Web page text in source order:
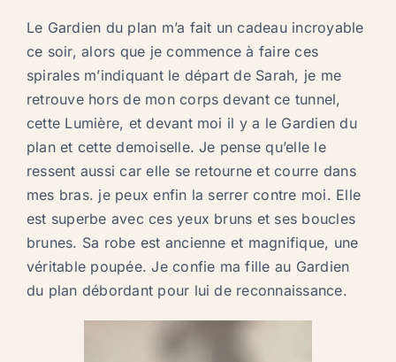
Le Gardien du plan m’a fait un cadeau incroyable
ce soir, alors que je commence à faire ces
spirales m’indiquant le départ de Sarah, je me
retrouve hors de mon corps devant ce tunnel,
cette Lumière, et devant moi il y a le Gardien du
plan et cette demoiselle. Je pense qu’elle le
ressent aussi car elle se retourne et courre dans
mes bras. je peux enfin la serrer contre moi. Elle
est superbe avec ces yeux bruns et ses boucles
brunes. Sa robe est ancienne et magnifique, une
véritable poupée. Je confie ma fille au Gardien
du plan débordant pour lui de reconnaissance.